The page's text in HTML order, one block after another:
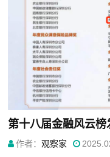
作者：观察家